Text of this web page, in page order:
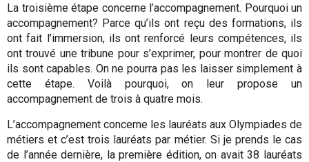
La troisième étape concerne l’accompagnement. Pourquoi un
accompagnement? Parce qu’ils ont reçu des formations, ils
ont fait l’immersion, ils ont renforcé leurs compétences, ils
ont trouvé une tribune pour s’exprimer, pour montrer de quoi
ils sont capables. On ne pourra pas les laisser simplement à
cette étape. Voilà pourquoi, on leur propose un
accompagnement de trois à quatre mois.
L’accompagnement concerne les lauréats aux Olympiades de
métiers et c’est trois lauréats par métier. Si je prends le cas
de l’année dernière, la première édition, on avait 38 lauréats